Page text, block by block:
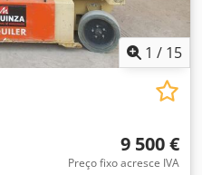
1 / 15
9 500 €
Preço fixo acresce IVA